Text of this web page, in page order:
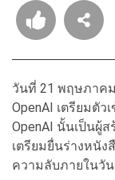
วันที่ 21 พฤษภาค
OpenAI เตรียมตั
OpenAI นั้นเป็นผู้
เตรียมยื่นร่างหนัง
ความลับภายในวั